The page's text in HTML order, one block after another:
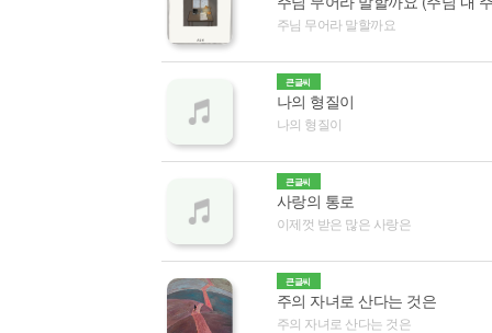
주님 무어라 말할까요
큰글씨
나의 형질이
나의 형질이
큰글씨
사랑의 통로
이제껏 받은 많은 사랑은
큰글씨
주의 자녀로 산다는 것은
주의 자녀로 산다는 것은